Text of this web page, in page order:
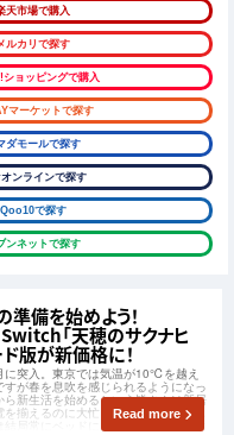
天市場で購入
ルカリで探す
ョッピングで購入
マーケットで探す
ダモールで探す
ンラインで探す
Qoo10で探す
ンネットで探す
備を始めよう！
「天穂のサクナヒ
版が新価格に！
突入。東京では気温が10℃を越え
が春を息吹を感じられるようになっ
新生活を始めるという皆さんは新居
揃えるのに大忙しの頃ではないでし
結局常にベッドになりますから素直に
Read more